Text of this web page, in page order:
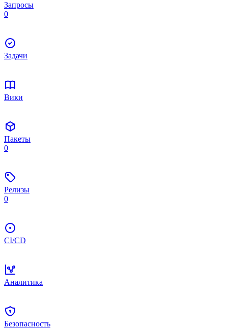
Запросы
0
Задачи
Вики
Пакеты
0
Релизы
0
CI/CD
Аналитика
Безопасность